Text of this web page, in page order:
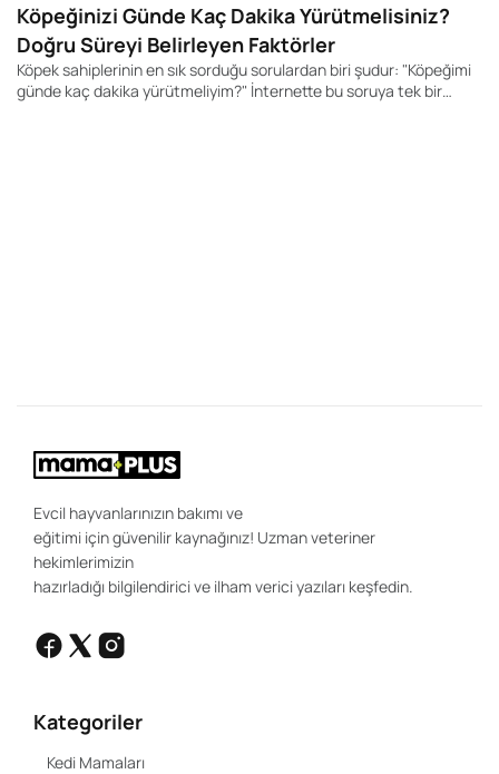
Köpeğinizi Günde Kaç Dakika Yürütmelisiniz?
Doğru Süreyi Belirleyen Faktörler
Köpek sahiplerinin en sık sorduğu sorulardan biri şudur: "Köpeğimi
günde kaç dakika yürütmeliyim?" İnternette bu soruya tek bir
Evcil hayvanlarınızın bakımı ve
eğitimi için güvenilir kaynağınız! Uzman veteriner
hekimlerimizin
hazırladığı bilgilendirici ve ilham verici yazıları keşfedin.
Kategoriler
Kedi Mamaları